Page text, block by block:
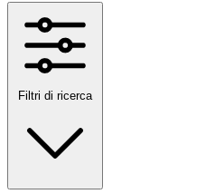
Filtri di ricerca